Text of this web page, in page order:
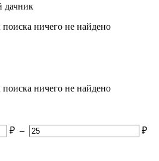
дачник
ничего не найдено
ничего не найдено
₽ – ₽